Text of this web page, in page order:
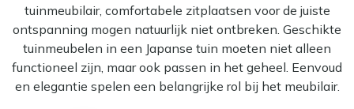
tuinmeubilair, comfortabele zitplaatsen voor de juiste
ontspanning mogen natuurlijk niet ontbreken. Geschikte
tuinmeubelen in een Japanse tuin moeten niet alleen
functioneel zijn, maar ook passen in het geheel. Eenvoud
en elegantie spelen een belangrijke rol bij het meubilair.